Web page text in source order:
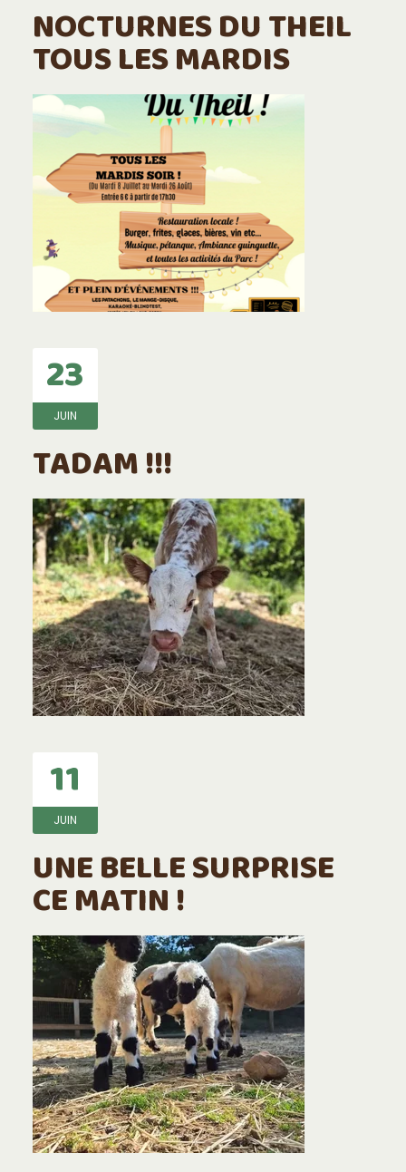
NOCTURNES DU THEIL
TOUS LES MARDIS
23
JUIN
TADAM !!!
11
JUIN
UNE BELLE SURPRISE
CE MATIN !